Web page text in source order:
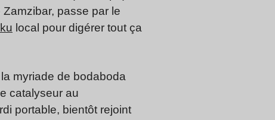
Zamzibar, passe par le
local pour digérer tout ça
myriade de bodaboda
catalyseur au
portable, bientôt rejoint